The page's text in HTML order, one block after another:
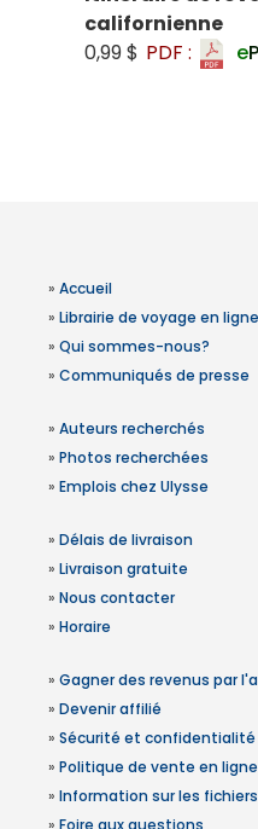
californienne
0,99 $ PDF : e
» Accueil
» Librairie de voyage en ligne
» Qui sommes-nous?
» Communiqués de presse
» Auteurs recherchés
» Photos recherchées
» Emplois chez Ulysse
» Délais de livraison
» Livraison gratuite
» Nous contacter
» Horaire
» Gagner des revenus par
» Devenir affilié
» Sécurité et confidentialité
» Politique de vente en ligne
» Information sur les